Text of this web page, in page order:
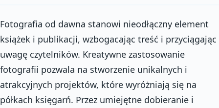
Fotografia od dawna stanowi nieodłączny element
książek i publikacji, wzbogacając treść i przyciągając
uwagę czytelników. Kreatywne zastosowanie
fotografii pozwala na stworzenie unikalnych i
atrakcyjnych projektów, które wyróżniają się na
półkach księgarń. Przez umiejętne dobieranie i